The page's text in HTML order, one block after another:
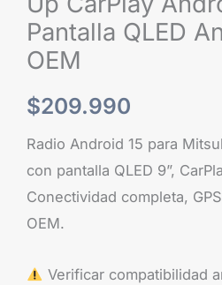
Pantalla QLED
OEM
$209.990
Radio Android 15 para
con pantalla QLED 9”,
Conectividad completa,
OEM.
Verificar compatibilidad